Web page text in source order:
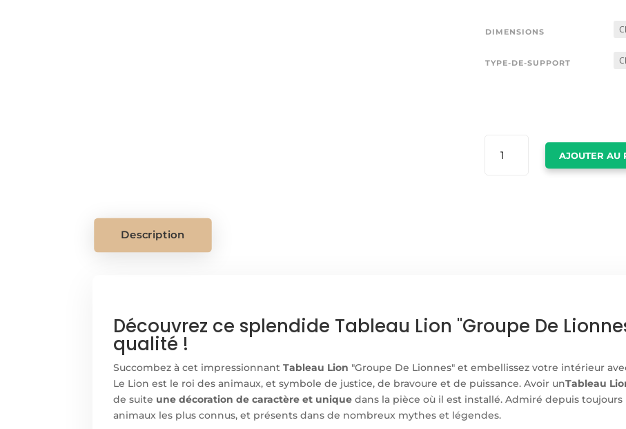
DIMENSIONS
TYPE-DE-SUPPORT
AJOUTER AU
Description
Découvrez ce splendide Tableau Lion "Groupe De
qualité !
Succombez à cet impressionnantTableau Lion "Groupe De Lionnes" et embellissez votre intérieur
Le Lion est le roi des animaux, et symbole de justice, de bravoure et de puissance. Avoir unTableau
de suite une décoration de caractère et unique dans la pièce où il est installé. Admiré depuis toujours
animaux les plus connus, et présents dans de nombreux mythes et légendes.